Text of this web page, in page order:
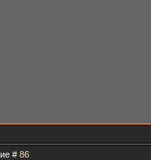
# 86